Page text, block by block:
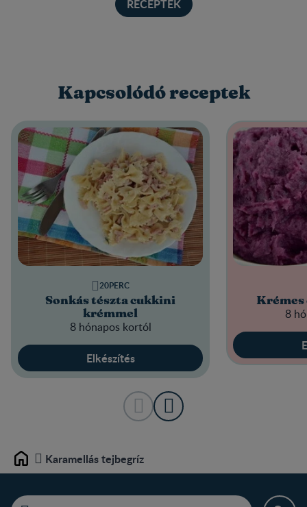
RECEPTEK
Kapcsolódó receptek
Sonkás tészta cukkini
krémmel
8 hónapos kortól
20PERC
Elkészítés
Krémes
8
Home Karamellás tejbegríz